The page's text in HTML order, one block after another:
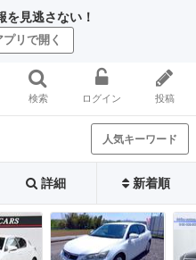
を見逃さない！
プリで開く
検索 ログイン 投稿
人気キーワード
詳細 新着順